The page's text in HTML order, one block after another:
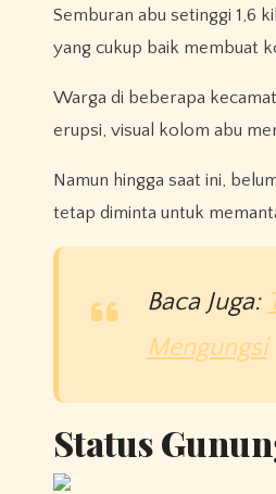
Semburan abu setinggi 1,6
yang cukup baik membuat
Warga di beberapa
erupsi, visual kolom abu
Namun hingga saat ini,
tetap diminta untuk
Baca Juga:
Mengungsi
Status